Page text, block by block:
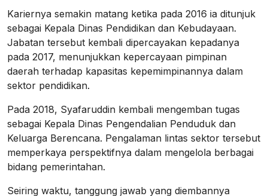
Kariernya semakin matang ketika pada 2016 ia ditunjuk
sebagai Kepala Dinas Pendidikan dan Kebudayaan.
Jabatan tersebut kembali dipercayakan kepadanya
pada 2017, menunjukkan kepercayaan pimpinan
daerah terhadap kapasitas kepemimpinannya dalam
sektor pendidikan.
Pada 2018, Syafaruddin kembali mengemban tugas
sebagai Kepala Dinas Pengendalian Penduduk dan
Keluarga Berencana. Pengalaman lintas sektor tersebut
memperkaya perspektifnya dalam mengelola berbagai
bidang pemerintahan.
Seiring waktu, tanggung jawab yang diembannya